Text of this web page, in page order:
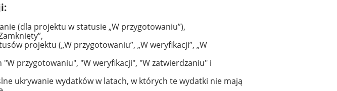
(dla projektu w statusie „W przygotowaniu”),
projektu („W przygotowaniu”, „W weryfikacji”, „W
przygotowaniu", "W weryfikacji", "W zatwierdzaniu" i
ukrywanie wydatków w latach, w których te wydatki nie mają